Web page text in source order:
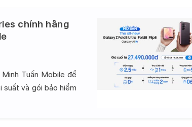
chính hãng
Tuấn Mobile để
suất và gói bảo hiểm